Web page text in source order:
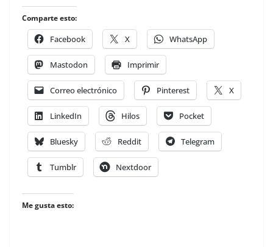
Comparte esto:
Facebook X WhatsApp
Mastodon Imprimir
Correo electrónico Pinterest X
LinkedIn Hilos Pocket
Bluesky Reddit Telegram
Tumblr Nextdoor
Me gusta esto: